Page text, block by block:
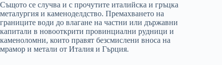
Същото се случва и с прочутите италийска и гръцка
металургия и каменоделдство. Премахването на
границите води до влагане на частни или държавни
капитали в новооткрити провинциални рудници и
каменоломни, които правят безсмислени вноса на
мрамор и метали от Италия и Гърция.